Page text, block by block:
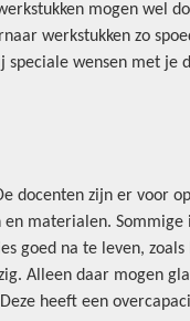
mogen wel
werkstukken zo
speciale wensen met je
docenten zijn er voor
en materialen. Sommige
goed na te leven, zoals
Alleen daar mogen
heeft een